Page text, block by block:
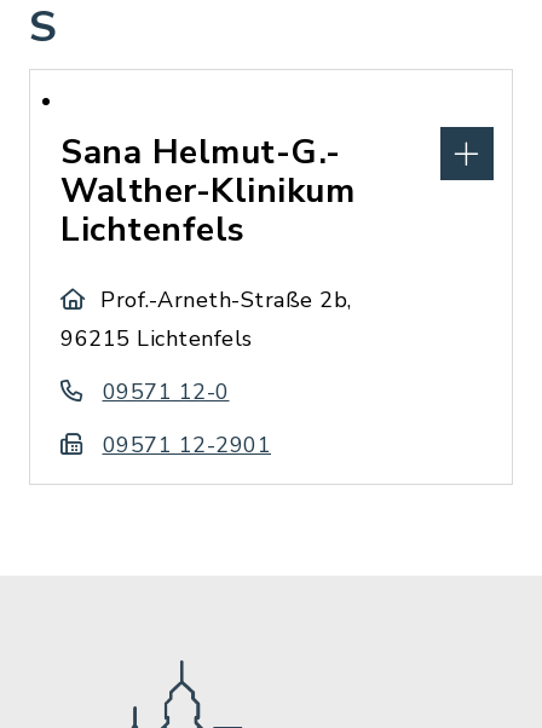
S
Sana Helmut-G.-
Walther-Klinikum
Lichtenfels
Prof.-Arneth-Straße 2b,
96215 Lichtenfels
09571 12-0
09571 12-2901